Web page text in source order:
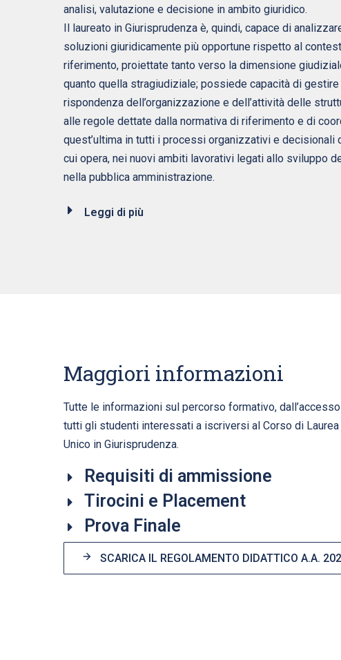
analisi, valutazione e decisione in ambito giuridico.
Il laureato in Giurisprudenza è, quindi, capace di
soluzioni giuridicamente più opportune rispetto al
riferimento, proiettate tanto verso la dimensione
quanto quella stragiudiziale; possiede capacità di
rispondenza dell’organizzazione e dell’attività delle
alle regole dettate dalla normativa di riferimento e di
quest’ultima in tutti i processi organizzativi e decisionali
cui opera, nei nuovi ambiti lavorativi legati allo sviluppo
nella pubblica amministrazione.
Leggi di più
Maggiori informazioni
Tutte le informazioni sul percorso formativo,
tutti gli studenti interessati a iscriversi al Corso di
Unico in Giurisprudenza.
Requisiti di ammissione
Tirocini e Placement
Prova Finale
SCARICA IL REGOLAMENTO DIDATTICO A.A.